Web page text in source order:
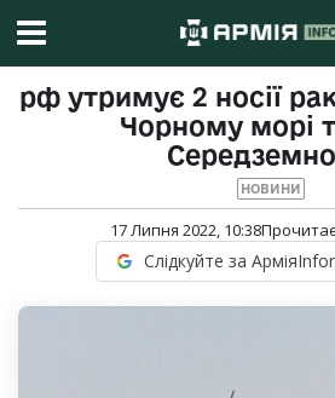
рф утримує 2 носії
Чорному морі
НОВИНИ
17 Липня 2022, 10:38
Слідкуйте за